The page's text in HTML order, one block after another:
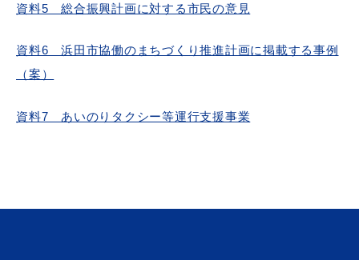
資料5 総合振興計画に対する市民の意見
資料6 浜田市協働のまちづくり推進計画に掲載する事例
（案）
資料7 あいのりタクシー等運行支援事業